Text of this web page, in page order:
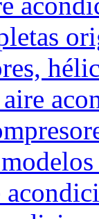
aire